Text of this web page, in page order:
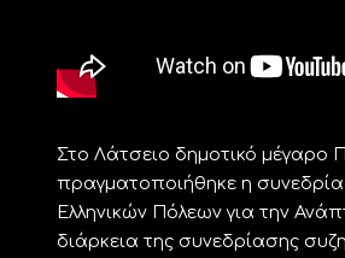
Στο Λάτσειο δημοτικό μέγαρο
πραγματοποιήθηκε η
Ελληνικών Πόλεων για την
διάρκεια της συνεδρίασης